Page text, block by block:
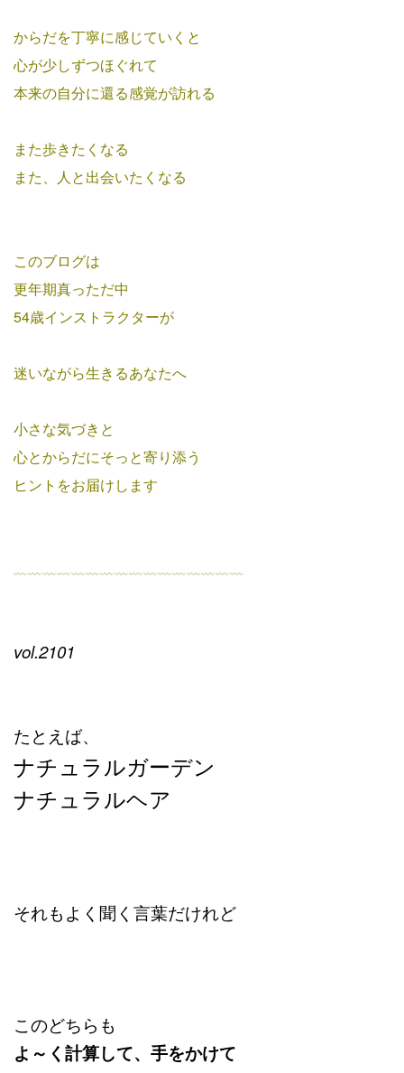
からだを丁寧に感じていくと
心が少しずつほぐれて
本来の自分に還る感覚が訪れる
また歩きたくなる
また、人と出会いたくなる
このブログは
更年期真っただ中
54歳インストラクターが
迷いながら生きるあなたへ
小さな気づきと
心とからだにそっと寄り添う
ヒントをお届けします
﹏﹏﹏﹏﹏﹏﹏﹏﹏﹏﹏﹏﹏﹏﹏﹏
vol.2101
たとえば、
ナチュラルガーデン
ナチュラルヘア
それもよく聞く言葉だけれど
このどちらも
よ～く計算して、手をかけて